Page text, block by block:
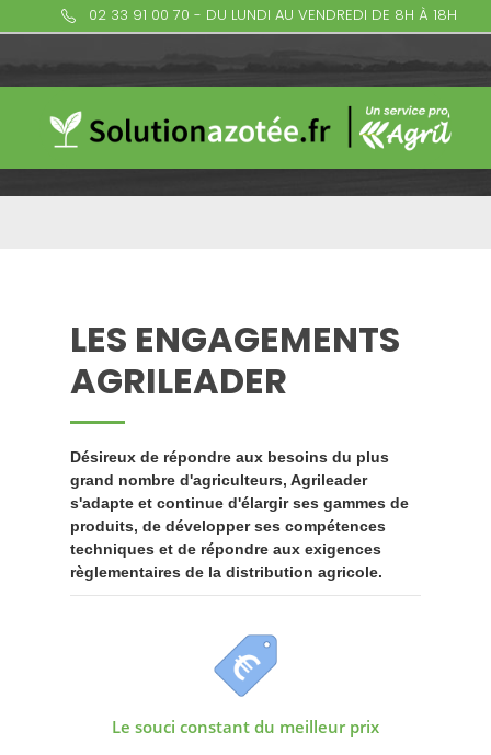
02 33 91 00 70 - DU LUNDI AU VENDREDI DE 8H À 18H
LES ENGAGEMENTS
AGRILEADER
Désireux de répondre aux besoins du plus
grand nombre d'agriculteurs, Agrileader
s'adapte et continue d'élargir ses gammes de
produits, de développer ses compétences
techniques et de répondre aux exigences
règlementaires de la distribution agricole.
Le souci constant du meilleur prix